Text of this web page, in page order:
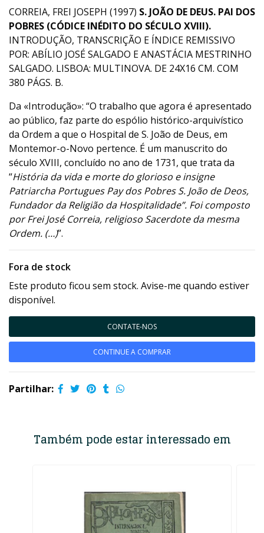
CORREIA, FREI JOSEPH (1997) S. JOÃO DE DEUS. PAI DOS
POBRES (CÓDICE INÉDITO DO SÉCULO XVIII).
INTRODUÇÃO, TRANSCRIÇÃO E ÍNDICE REMISSIVO
POR: ABÍLIO JOSÉ SALGADO E ANASTÁCIA MESTRINHO
SALGADO. LISBOA: MULTINOVA. DE 24X16 CM. COM
380 PÁGS. B.
Da «Introdução»: “O trabalho que agora é apresentado
ao público, faz parte do espólio histórico-arquivístico
da Ordem a que o Hospital de S. João de Deus, em
Montemor-o-Novo pertence. É um manuscrito do
século XVIII, concluído no ano de 1731, que trata da
“História da vida e morte do glorioso e insigne
Patriarcha Portugues Pay dos Pobres S. João de Deos,
Fundador da Religião da Hospitalidade”. Foi composto
por Frei José Correia, religioso Sacerdote da mesma
Ordem. (…)”.
Fora de stock
Este produto ficou sem stock. Avise-me quando estiver
disponível.
CONTATE-NOS
CONTINUE A COMPRAR
Partilhar:
Também pode estar interessado em